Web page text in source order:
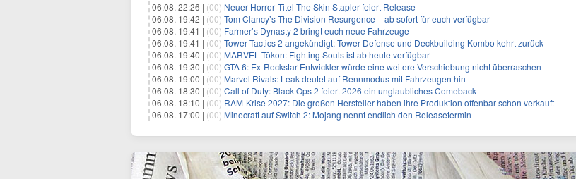
06.08. 22:26 | (00) Neuer Horror‑Titel The Skin Stapler feiert Release
06.08. 19:42 | (00) Tom Clancy’s The Division Resurgence – ab sofort für euch verfügbar
06.08. 19:41 | (00) Farmer’s Dynasty 2 bringt euch neue Fahrzeuge
06.08. 19:41 | (00) Tower Tactics 2 angekündigt: Tower Defense und Deckbuilding Kombo kehrt zurück
06.08. 19:40 | (00) MARVEL Tōkon: Fighting Souls ist ab heute verfügbar
06.08. 19:30 | (00) GTA 6: Ex-Rockstar-Entwickler würde eine weitere Verschiebung nicht überraschen
06.08. 19:00 | (00) Marvel Rivals: Leak deutet auf Rennmodus mit Fahrzeugen hin
06.08. 18:30 | (00) Call of Duty: Black Ops 2 feiert 2026 ein unglaubliches Comeback
06.08. 18:10 | (00) RAM-Krise 2027: Die großen Hersteller haben ihre Produktion offenbar schon verkauft
06.08. 17:00 | (00) Minecraft auf Switch 2: Mojang nennt endlich den Releasetermin